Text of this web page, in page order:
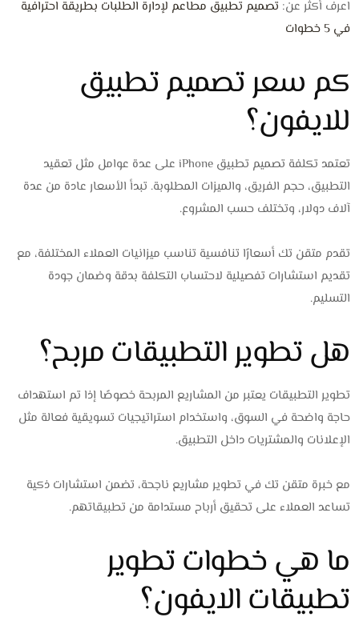
اعرف أكثر عن: تصميم تطبيق مطاعم لإدارة الطلبات بطريقة احترافية
في 5 خطوات
كم سعر تصميم تطبيق
للايفون؟
تعتمد تكلفة تصميم تطبيق iPhone على عدة عوامل مثل تعقيد
التطبيق، حجم الفريق، والميزات المطلوبة. تبدأ الأسعار عادة من عدة
آلاف دولار، وتختلف حسب المشروع.
تقدم متقن تك أسعارًا تنافسية تناسب ميزانيات العملاء المختلفة، مع
تقديم استشارات تفصيلية لاحتساب التكلفة بدقة وضمان جودة
التسليم.
هل تطوير التطبيقات مربح؟
تطوير التطبيقات يعتبر من المشاريع المربحة خصوصًا إذا تم استهداف
حاجة واضحة في السوق، واستخدام استراتيجيات تسويقية فعالة مثل
الإعلانات والمشتريات داخل التطبيق.
مع خبرة متقن تك في تطوير مشاريع ناجحة، تضمن استشارات ذكية
تساعد العملاء على تحقيق أرباح مستدامة من تطبيقاتهم.
ما هي خطوات تطوير
تطبيقات الايفون؟